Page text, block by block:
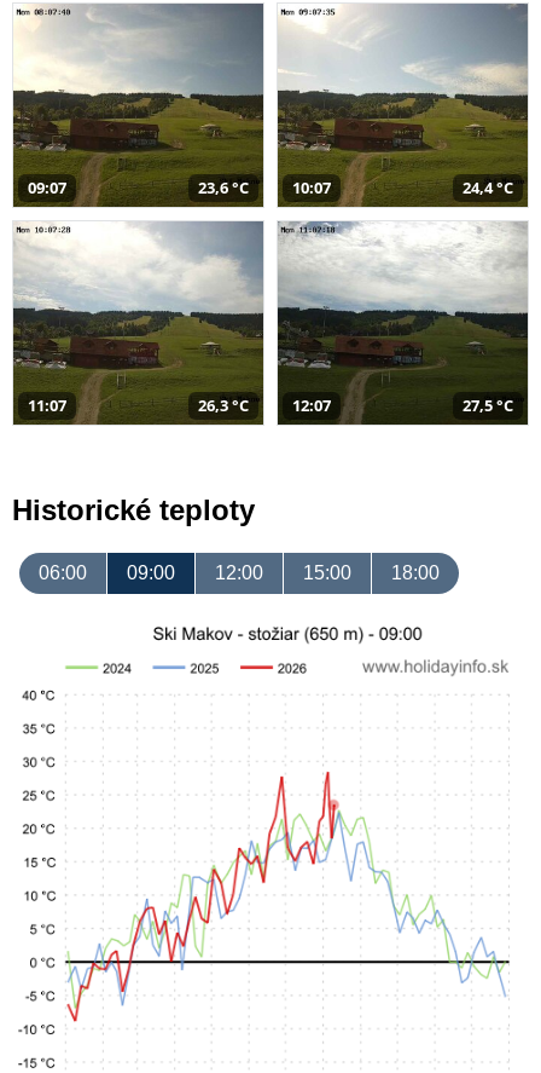
09:07 23,6 °C 10:07 24,4 °C
11:07 26,3 °C 12:07 27,5 °C
Historické teploty
06:00 09:00 12:00 15:00 18:00